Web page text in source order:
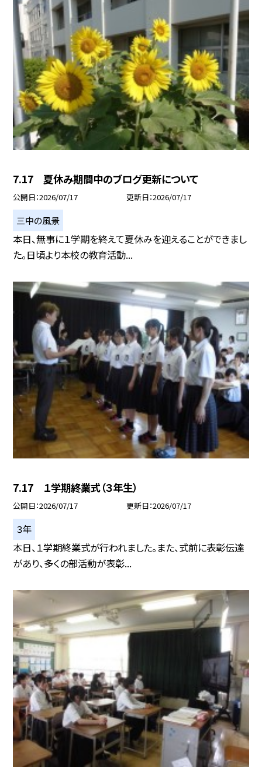
7.17 夏休み期間中のブログ更新について
公開日 2026/07/17 更新日 2026/07/17
三中の風景
本日、無事に１学期を終えて夏休みを迎えることができまし
た。日頃より本校の教育活動...
7.17 １学期終業式（３年生）
公開日 2026/07/17 更新日 2026/07/17
３年
本日、１学期終業式が行われました。また、式前に表彰伝達
があり、多くの部活動が表彰...